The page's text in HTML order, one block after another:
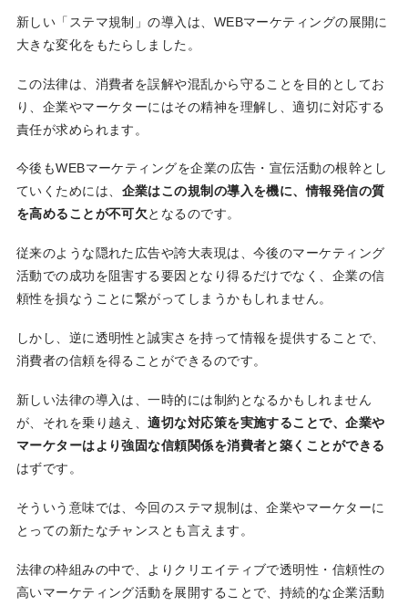
新しい「ステマ規制」の導入は、WEBマーケティングの展開に
大きな変化をもたらしました。
この法律は、消費者を誤解や混乱から守ることを目的としてお
り、企業やマーケターにはその精神を理解し、適切に対応する
責任が求められます。
今後もWEBマーケティングを企業の広告・宣伝活動の根幹とし
ていくためには、 企業はこの規制の導入を機に、情報発信の質
を高めることが不可欠となるのです。
従来のような隠れた広告や誇大表現は、今後のマーケティング
活動での成功を阻害する要因となり得るだけでなく、企業の信
頼性を損なうことに繋がってしまうかもしれません。
しかし、逆に透明性と誠実さを持って情報を提供することで、
消費者の信頼を得ることができるのです。
新しい法律の導入は、一時的には制約となるかもしれません
が、それを乗り越え、適切な対応策を実施することで、企業や
マーケターはより強固な信頼関係を消費者と築くことができる
はずです。
そういう意味では、今回のステマ規制は、企業やマーケターに
とっての新たなチャンスとも言えます。
法律の枠組みの中で、よりクリエイティブで透明性・信頼性の
高いマーケティング活動を展開することで、持続的な企業活動